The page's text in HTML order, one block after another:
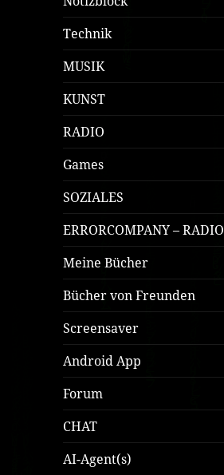
Technik
MUSIK
KUNST
RADIO
Games
SOZIALES
ERRORCOMPANY – RADIO
Meine Bücher
Bücher von Freunden
Screensaver
Android App
Forum
CHAT
AI-Agent(s)